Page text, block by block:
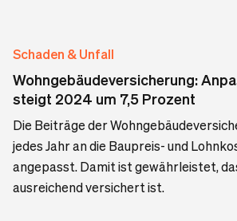
Schaden & Unfall
Wohngebäudeversicherung:
steigt 2024 um 7,5 Prozent
Die Beiträge der
jedes Jahr an die Baupreis- und
angepasst. Damit ist gewährleistet,
ausreichend versichert ist.